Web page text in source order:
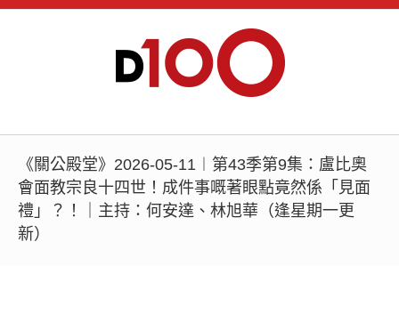
《關公殿堂》2026-05-11︱第43季第9集：盧比奧
會面教宗良十四世！成件事嘅著眼點竟然係「見面
禮」？！｜主持：何安達、林旭華（逢星期一更
新）